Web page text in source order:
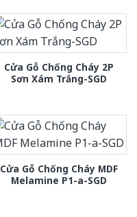
Cửa Gỗ Chống Cháy 2P
Sơn Xám Trắng-SGD
Cửa Gỗ Chống Cháy MDF
Melamine P1-a-SGD